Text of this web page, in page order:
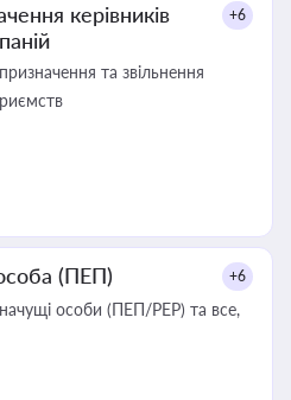
керівників
+6
та звільнення
(ПЕП) +6
особи (ПЕП/PEP) та все,